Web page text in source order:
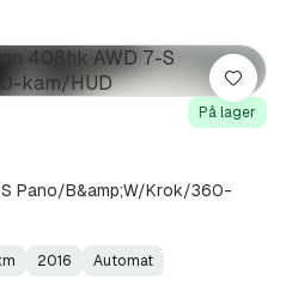
På lager
Pano/B&amp;W/Krok/360-
2016
Automat
Lagre